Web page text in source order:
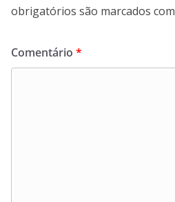
obrigatórios são marcados com
Comentário *